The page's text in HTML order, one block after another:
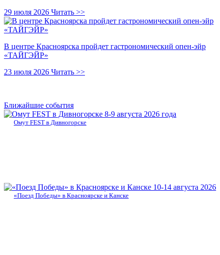
29 июля 2026 Читать >>
В центре Красноярска пройдет гастрономический опен-эйр
«ТАЙГЭЙР»
23 июля 2026 Читать >>
Ближайшие события
8-9 августа 2026 года
Омут FEST в Дивногорске
10-14 августа 2026
«Поезд Победы» в Красноярске и Канске